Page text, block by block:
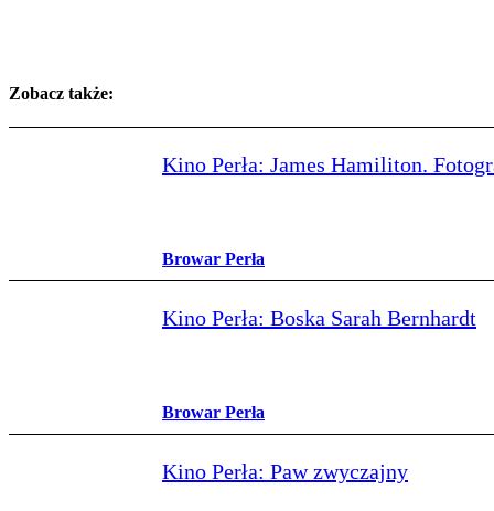
Zobacz także:
Kino Perła: James Hamiliton.
Browar Perła
Kino Perła: Boska Sarah Bernhardt
Browar Perła
Kino Perła: Paw zwyczajny